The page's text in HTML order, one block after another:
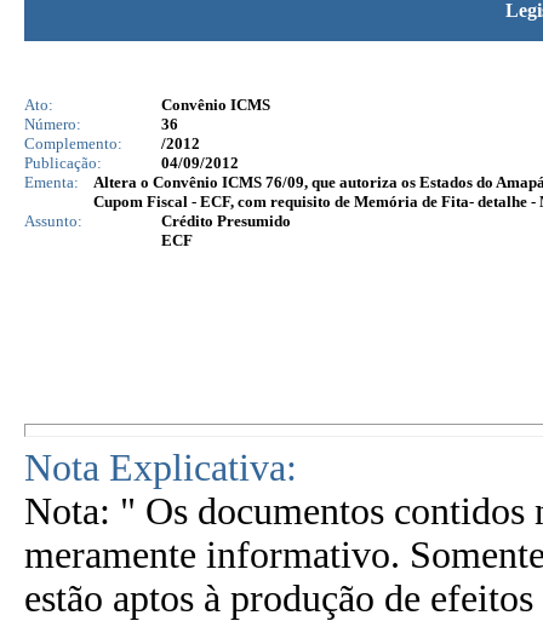
Ato:
Convênio ICMS
Número:
36
Complemento:
/2012
Publicação:
04/09/2012
Ementa:
Altera o Convênio ICMS 76/09, que autoriza os Estados do
Cupom Fiscal - ECF, com requisito de Memória de Fita- detalhe
Assunto:
Crédito Presumido
ECF
Nota Explicativa:
Nota: " Os documentos contidos
meramente informativo.
estão aptos à produção de